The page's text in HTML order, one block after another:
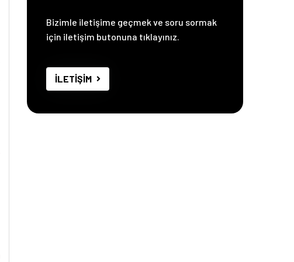
Bizimle iletişime geçmek ve soru sormak
için iletişim butonuna tıklayınız.
İLETİŞİM